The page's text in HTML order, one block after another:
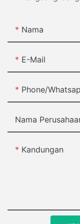
Nama
E-Mail
Phone/
Nama
Kandungan